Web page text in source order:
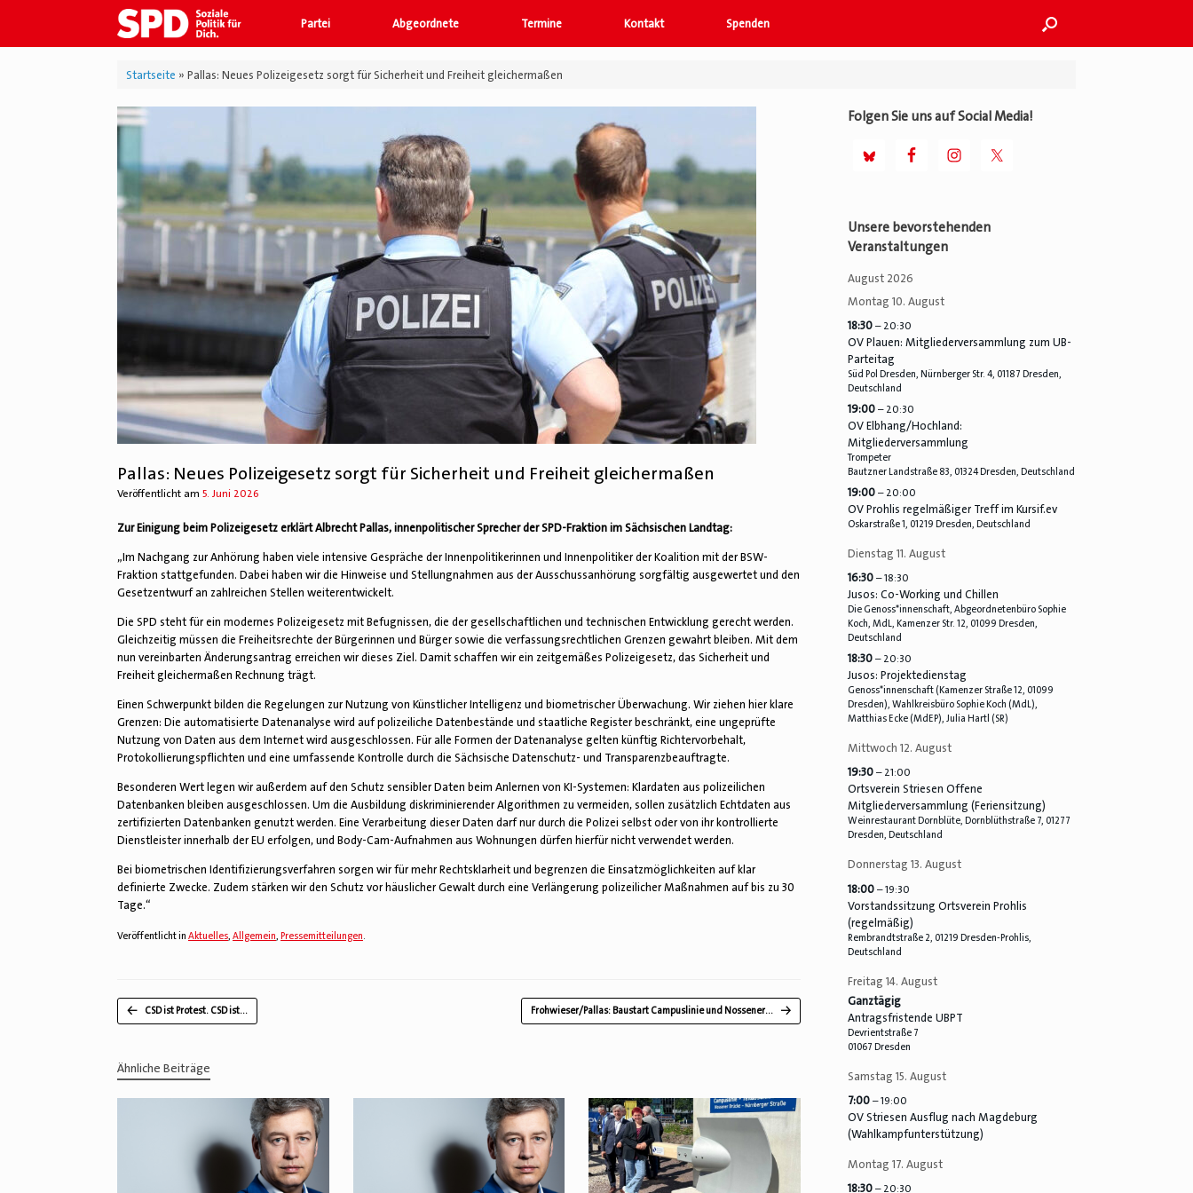
Partei Abgeordnete Termine Kontakt Spenden
Startseite » Pallas: Neues Polizeigesetz sorgt für Sicherheit und Freiheit gleichermaßen
Pallas: Neues Polizeigesetz sorgt für Sicherheit und Freiheit gleichermaßen
Veröffentlicht am 5. Juni 2026
Zur Einigung beim Polizeigesetz erklärt Albrecht Pallas, innenpolitischer Sprecher der SPD-Fraktion im Sächsischen Landtag:
„Im Nachgang zur Anhörung haben viele intensive Gespräche der Innenpolitikerinnen und Innenpolitiker der Koalition mit der BSW-
Fraktion stattgefunden. Dabei haben wir die Hinweise und Stellungnahmen aus der Ausschussanhörung sorgfältig ausgewertet und den
Gesetzentwurf an zahlreichen Stellen weiterentwickelt.
Die SPD steht für ein modernes Polizeigesetz mit Befugnissen, die der gesellschaftlichen und technischen Entwicklung gerecht werden.
Gleichzeitig müssen die Freiheitsrechte der Bürgerinnen und Bürger sowie die verfassungsrechtlichen Grenzen gewahrt bleiben. Mit dem
nun vereinbarten Änderungsantrag erreichen wir dieses Ziel. Damit schaffen wir ein zeitgemäßes Polizeigesetz, das Sicherheit und
Freiheit gleichermaßen Rechnung trägt.
Einen Schwerpunkt bilden die Regelungen zur Nutzung von Künstlicher Intelligenz und biometrischer Überwachung. Wir ziehen hier klare
Grenzen: Die automatisierte Datenanalyse wird auf polizeiliche Datenbestände und staatliche Register beschränkt, eine ungeprüfte
Nutzung von Daten aus dem Internet wird ausgeschlossen. Für alle Formen der Datenanalyse gelten künftig Richtervorbehalt,
Protokollierungspflichten und eine umfassende Kontrolle durch die Sächsische Datenschutz- und Transparenzbeauftragte.
Besonderen Wert legen wir außerdem auf den Schutz sensibler Daten beim Anlernen von KI-Systemen: Klardaten aus polizeilichen
Datenbanken bleiben ausgeschlossen. Um die Ausbildung diskriminierender Algorithmen zu vermeiden, sollen zusätzlich Echtdaten aus
zertifizierten Datenbanken genutzt werden. Eine Verarbeitung dieser Daten darf nur durch die Polizei selbst oder von ihr kontrollierte
Dienstleister innerhalb der EU erfolgen, und Body-Cam-Aufnahmen aus Wohnungen dürfen hierfür nicht verwendet werden.
Bei biometrischen Identifizierungsverfahren sorgen wir für mehr Rechtsklarheit und begrenzen die Einsatzmöglichkeiten auf klar
definierte Zwecke. Zudem stärken wir den Schutz vor häuslicher Gewalt durch eine Verlängerung polizeilicher Maßnahmen auf bis zu 30
Tage.“
Veröffentlicht in Aktuelles, Allgemein, Pressemitteilungen.
Beitragsnavigation
← CSD ist Protest. CSD ist… Frohwieser/Pallas: Baustart Campuslinie und Nossener… →
Ähnliche Beiträge
Folgen Sie uns auf Social Media!
Unsere bevorstehenden
Veranstaltungen
August 2026
Montag 10. August
18:30– 20:30
OV Plauen: Mitgliederversammlung zum UB-
Parteitag
Süd Pol Dresden, Nürnberger Str. 4, 01187 Dresden,
Deutschland
19:00– 20:30
OV Elbhang/Hochland:
Mitgliederversammlung
Trompeter
Bautzner Landstraße 83, 01324 Dresden, Deutschland
19:00– 20:00
OV Prohlis regelmäßiger Treff im Kursif.ev
Oskarstraße 1, 01219 Dresden, Deutschland
Dienstag 11. August
16:30– 18:30
Jusos: Co-Working und Chillen
Die Genoss*innenschaft, Abgeordnetenbüro Sophie
Koch, MdL, Kamenzer Str. 12, 01099 Dresden,
Deutschland
18:30– 20:30
Jusos: Projektedienstag
Genoss*innenschaft (Kamenzer Straße 12, 01099
Dresden), Wahlkreisbüro Sophie Koch (MdL),
Matthias Ecke (MdEP), Julia Hartl (SR)
Mittwoch 12. August
19:30– 21:00
Ortsverein Striesen Offene
Mitgliederversammlung (Feriensitzung)
Weinrestaurant Dornblüte, Dornblüthstraße 7, 01277
Dresden, Deutschland
Donnerstag 13. August
18:00– 19:30
Vorstandssitzung Ortsverein Prohlis
(regelmäßig)
Rembrandtstraße 2, 01219 Dresden-Prohlis,
Deutschland
Freitag 14. August
Ganztägig
Antragsfristende UBPT
Devrientstraße 7
01067 Dresden
Samstag 15. August
7:00– 19:00
OV Striesen Ausflug nach Magdeburg
(Wahlkampfunterstützung)
Montag 17. August
18:30– 20:30